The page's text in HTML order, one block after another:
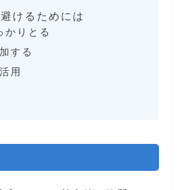
けるためには
かりとる
する
用